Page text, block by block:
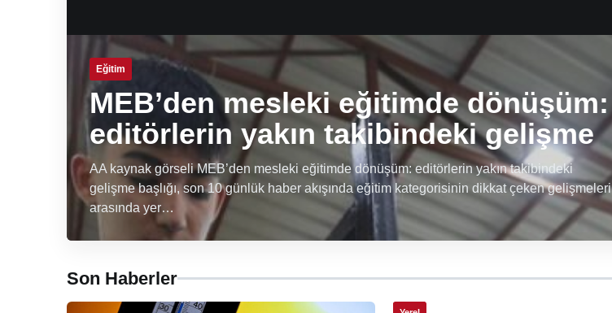
Eğitim
MEB’den mesleki eğitimde dönüşüm:
editörlerin yakın takibindeki gelişme
AA kaynak görseli MEB’den mesleki eğitimde dönüşüm: editörlerin yakın takibindeki
gelişme başlığı, son 10 günlük haber akışında eğitim kategorisinin dikkat çeken gelişmeleri
arasında yer…
Son Haberler